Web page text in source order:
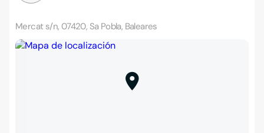
Mercat s/n, 07420, Sa Pobla, Baleares